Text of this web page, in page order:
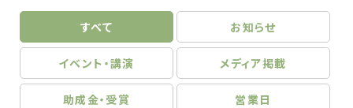
すべて お知らせ
イベント・講演 メディア掲載
助成金・受賞 営業日